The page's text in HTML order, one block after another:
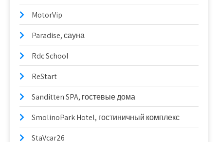
MotorVip
Paradise, сауна
Rdc School
ReStart
Sanditten SPA, гостевые дома
SmolinoPark Hotel, гостиничный комплекс
StaVcar26